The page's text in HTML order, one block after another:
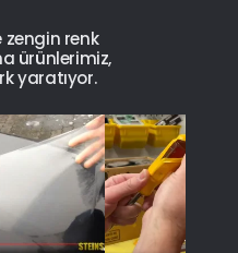
zengin renk
ürünlerimiz,
yaratıyor.